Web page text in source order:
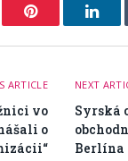
Pinterest
ARTICLE
vo
o
NEXT
Syrská
Berlína